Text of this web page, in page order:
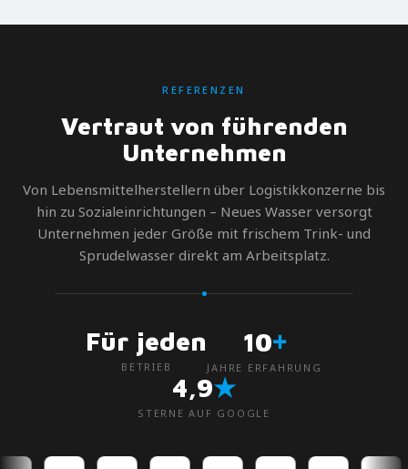
REFERENZEN
Vertraut von führenden
Unternehmen
Von Lebensmittelherstellern über Logistikkonzerne bis
hin zu Sozialeinrichtungen – Neues Wasser versorgt
Unternehmen jeder Größe mit frischem Trink- und
Sprudelwasser direkt am Arbeitsplatz.
Für jeden
BETRIEB
10+
JAHRE ERFAHRUNG
4,9★
STERNE AUF GOOGLE